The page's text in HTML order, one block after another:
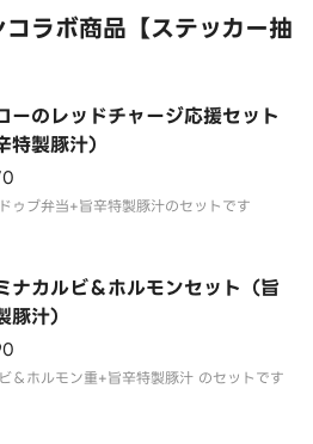
ラボ商品【ステッカー抽
ーのレッドチャージ応援セット
特製豚汁）
ゥブ弁当+旨辛特製豚汁のセットです
ナカルビ＆ホルモンセット（旨
汁）
＆ホルモン重+旨辛特製豚汁 のセットです